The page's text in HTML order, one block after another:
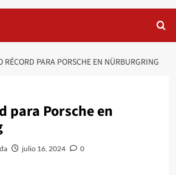
RÉCORD PARA PORSCHE EN NÜRBURGRING
para Porsche en
julio 16, 2024 0